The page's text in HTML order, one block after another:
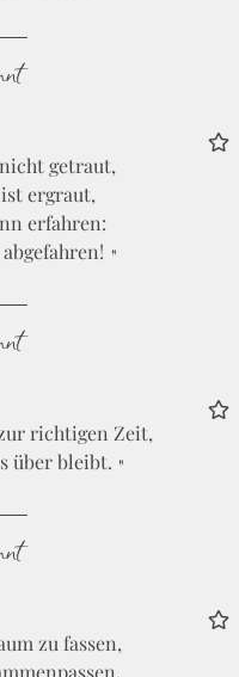
getraut,
ergraut,
erfahren:
richtigen Zeit,
über bleibt.
zu fassen,